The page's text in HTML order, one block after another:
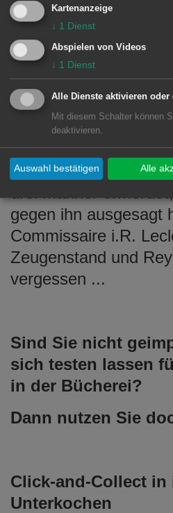
Lagrange, Pierre:
Düstere Provence
(Krimi)
Gangsterboss Louis
dem Gefängnis frei. In
vergangenen 25
Rachedurst
gegen ihn ausgesagt
Commissaire i.R.
Zeugenstand und
vergessen ...
Sind Sie nicht
sich testen lassen
in der Bücherei?
Dann nutzen Sie
Click-and-Collect in
Unterkochen
Kartenanzeige
↓ 1 Dienst
Abspielen von Videos
↓ 1 Dienst
Alle Dienste aktivieren oder
Mit diesem Schalter können
deaktivieren.
Auswahl bestätigen Alle